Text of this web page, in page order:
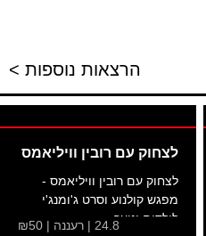
הרצאות נוספות >
לצחוק עם רובין וויליאמס
לצחוק עם רובין וויליאמס -
מפגש קולנוע וסרט ג'ומנג'י
לילדים ונוער24.8 | רעננה | ₪50